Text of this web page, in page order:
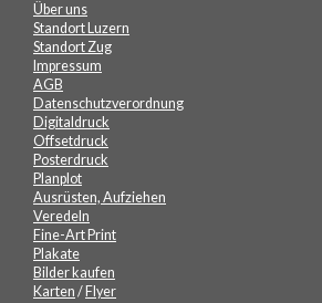
Über uns
Standort Luzern
Standort Zug
Impressum
AGB
Datenschutzverordnung
Digitaldruck
Offsetdruck
Posterdruck
Planplot
Ausrüsten, Aufziehen
Veredeln
Fine-Art Print
Plakate
Bilder kaufen
Karten / Flyer